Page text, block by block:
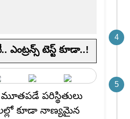
టెస్ట్ కూడా..!
మూతపడే పరిస్థితులు
కూడా నాణ్యమైన